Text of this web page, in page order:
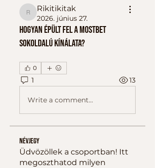
Rikitikitak
Rikitikitak
2026. június 27.
Hogyan épült fel a Mostbet
sokoldalú kínálata?
0
1 13
Write a comment...
Névjegy
Üdvözöllek a csoportban! Itt
megoszthatod milyen